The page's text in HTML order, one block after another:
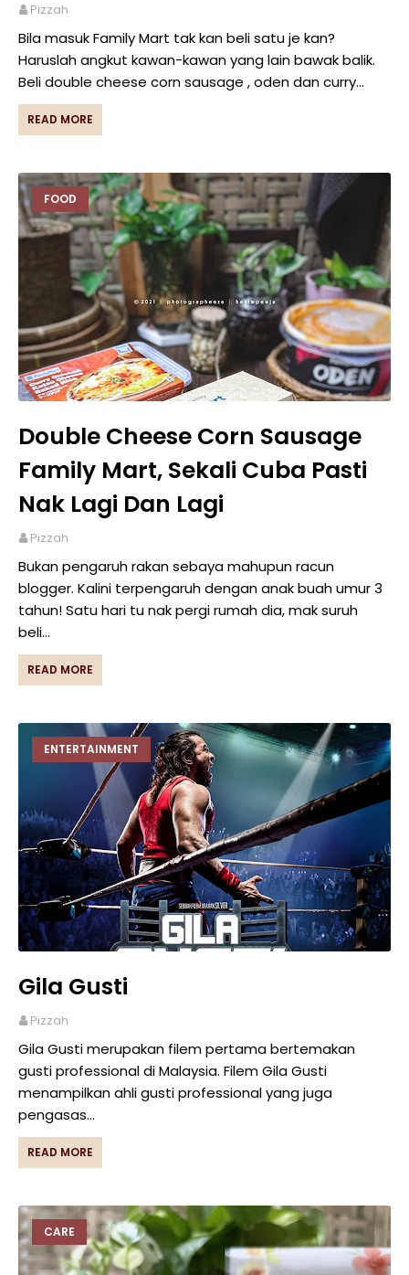
Pizzah
Bila masuk Family Mart tak kan beli satu je kan?
Haruslah angkut kawan-kawan yang lain bawak balik.
Beli double cheese corn sausage , oden dan curry…
READ MORE
FOOD
Double Cheese Corn Sausage
Family Mart, Sekali Cuba Pasti
Nak Lagi Dan Lagi
Pizzah
Bukan pengaruh rakan sebaya mahupun racun
blogger. Kalini terpengaruh dengan anak buah umur 3
tahun! Satu hari tu nak pergi rumah dia, mak suruh
beli…
READ MORE
ENTERTAINMENT
Gila Gusti
Pizzah
Gila Gusti merupakan filem pertama bertemakan
gusti professional di Malaysia. Filem Gila Gusti
menampilkan ahli gusti professional yang juga
pengasas…
READ MORE
CARE